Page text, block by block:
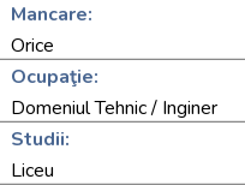
Mancare:
Orice
Ocupaţie:
Domeniul Tehnic / Inginer
Studii:
Liceu